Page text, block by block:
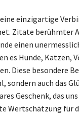
einzigartige
Zitate berühmter
einen
es Hunde, Katzen,
Diese besondere
auch das
Geschenk, das
Wertschätzung für